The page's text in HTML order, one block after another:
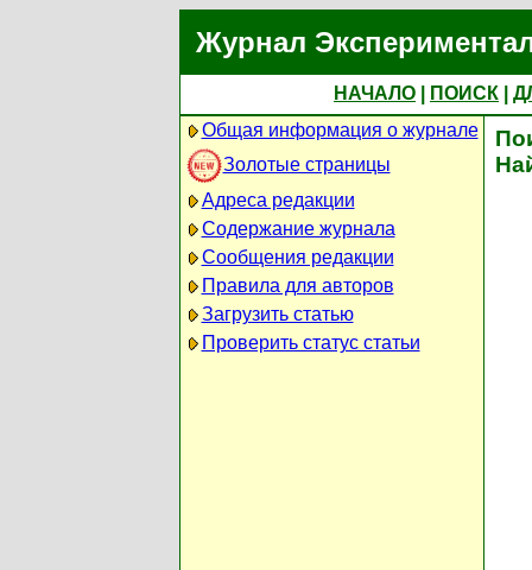
Журнал
НАЧАЛО ПОИСК
Общая информация о журнале
Золотые страницы
Адреса редакции
Содержание журнала
Сообщения редакции
Правила для авторов
Загрузить статью
Проверить статус статьи